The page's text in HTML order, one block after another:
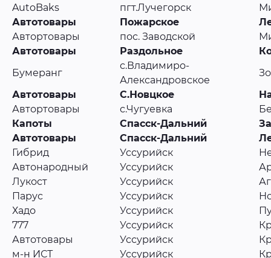
AutoBaks
пгт.Лучегорск
Автотовары
Пожарское
Автортовары
пос. Заводской
Автотовары
Раздольное
Бумеранг
с.Владимиро-
Александровское
Автотовары
С.Новцкое
Автортовары
с.Чугуевка
Капоты
Спасск-Дальний
Автотовары
Спасск-Дальний
Гибрид
Уссурийск
Автонародный
Уссурийск
Лукост
Уссурийск
Парус
Уссурийск
Хадо
Уссурийск
777
Уссурийск
Автотовары
Уссурийск
м-н ИСТ
Уссурийск